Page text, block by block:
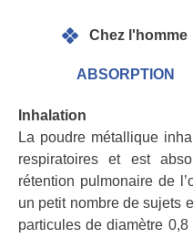
Chez l'homme
ABSORPTION
Inhalation
La poudre métallique
respiratoires et est
rétention pulmonaire de
un petit nombre de sujets
particules de diamètre